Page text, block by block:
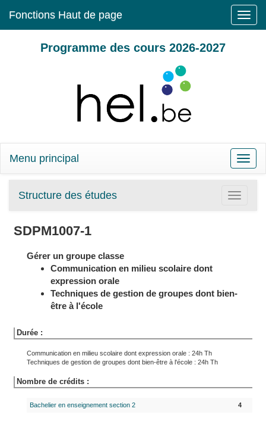
Toggle
Fonctions Haut de page
Programme des cours 2026-2027
Toggle
Menu principal
Toggle
Structure des études
SDPM1007-1
Gérer un groupe classe
Communication en milieu scolaire dont
expression orale
Techniques de gestion de groupes dont bien-
être à l'école
Durée :
Communication en milieu scolaire dont expression orale : 24h Th
Techniques de gestion de groupes dont bien-être à l'école : 24h Th
Nombre de crédits :
Bachelier en enseignement section 2 4